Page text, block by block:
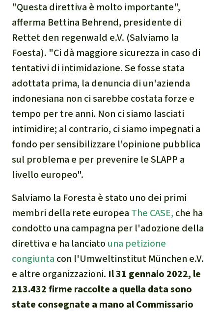
certificazione
Yasuní
Chaco
Commercio e traffico
internazionale di fauna e
flora selvatiche
Documento di sintesi sul
clima
Miniere
CPLI
Nestlé
"Questa direttiva è molto importante",
afferma Bettina Behrend, presidente di
Rettet den regenwald e.V. (Salviamo la
Foesta). "Ci dà maggiore sicurezza in caso di
tentativi di intimidazione. Se fosse stata
adottata prima, la denuncia di un'azienda
indonesiana non ci sarebbe costata forze e
tempo per tre anni. Non ci siamo lasciati
intimidire; al contrario, ci siamo impegnati a
fondo per sensibilizzare l'opinione pubblica
sul problema e per prevenire le SLAPP a
livello europeo".
Salviamo la Foresta è stato uno dei primi
membri della rete europea The CASE, che ha
condotto una campagna per l'adozione della
direttiva e ha lanciato una petizione
congiunta con l'Umweltinstitut München e.V.
e altre organizzazioni. Il 31 gennaio 2022, le
213.432 firme raccolte a quella data sono
state consegnate a mano al Commissario